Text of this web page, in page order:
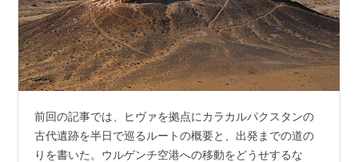
前回の記事では、ヒヴァを拠点にカラカルパクスタンの
古代遺跡を半日で巡るルートの概要と、出発までの道の
りを書いた。ウルゲンチ空港への移動をどうせするな